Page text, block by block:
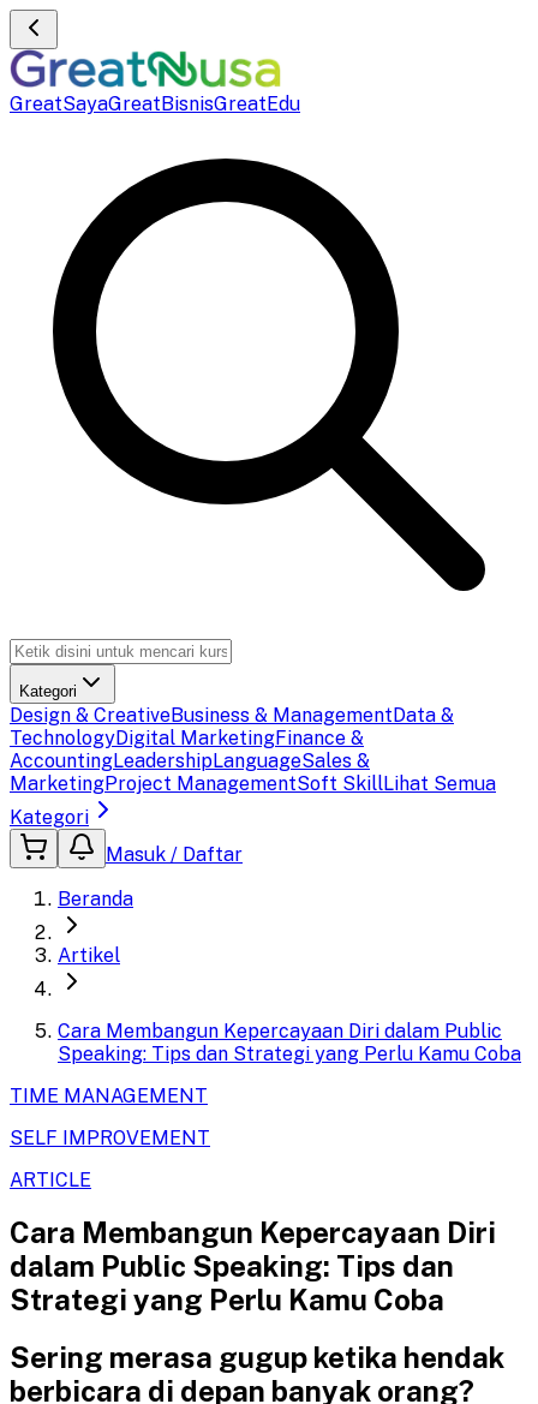
GreatSayaGreatBisnisGreatEdu
Kategori
Design & CreativeBusiness & ManagementData &
TechnologyDigital MarketingFinance &
AccountingLeadershipLanguageSales &
MarketingProject ManagementSoft SkillLihat Semua
Kategori
Masuk / Daftar
Beranda
Artikel
Cara Membangun Kepercayaan Diri dalam Public
Speaking: Tips dan Strategi yang Perlu Kamu Coba
TIME MANAGEMENT
SELF IMPROVEMENT
ARTICLE
Cara Membangun Kepercayaan Diri
dalam Public Speaking: Tips dan
Strategi yang Perlu Kamu Coba
Sering merasa gugup ketika hendak
berbicara di depan banyak orang?